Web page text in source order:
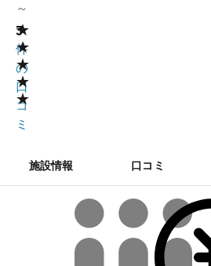
～
★
★
★
★
★
3
5
件
の
口
コ
ミ
施設情報 口コミ